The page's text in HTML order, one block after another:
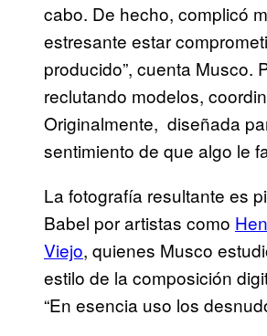
cabo. De hecho, complicó
estresante estar
producido”, cuenta Musco.
reclutando modelos,
Originalmente, diseñada
sentimiento de que algo le
La fotografía resultante es
Babel por artistas como
Viejo, quienes Musco
estilo de la composición
“En esencia uso los